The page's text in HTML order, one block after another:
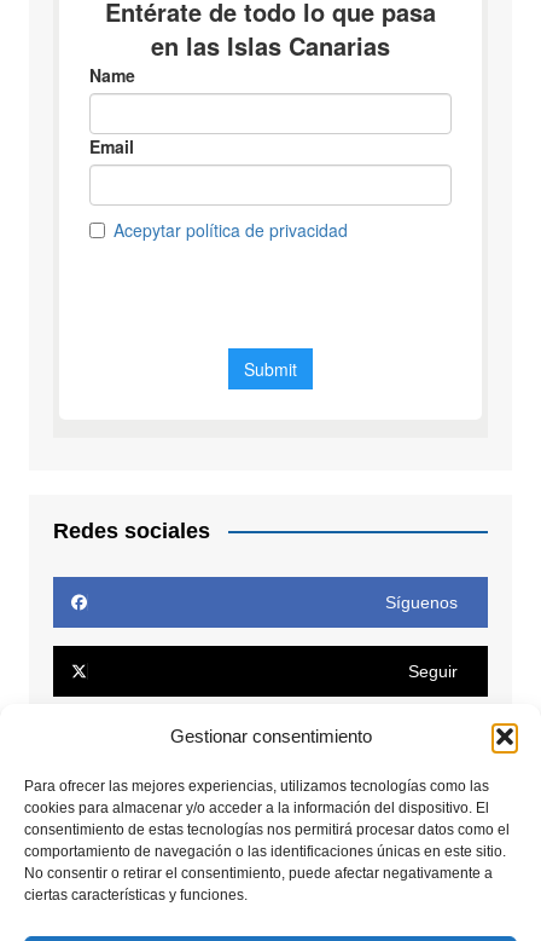
Gestionar consentimiento
Para ofrecer las mejores experiencias, utilizamos tecnologías como las
cookies para almacenar y/o acceder a la información del dispositivo. El
consentimiento de estas tecnologías nos permitirá procesar datos como el
comportamiento de navegación o las identificaciones únicas en este sitio.
No consentir o retirar el consentimiento, puede afectar negativamente a
ciertas características y funciones.
Redes sociales
Síguenos
Seguir
Conectar
Seguir